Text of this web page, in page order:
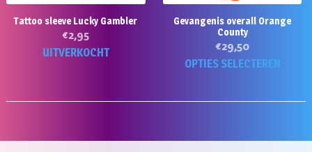
Tattoo sleeve Lucky Gambler
€2,95
UITVERKOCHT
Gevangenis overall Orange
County
€29,50
OPTIES SELECTEREN